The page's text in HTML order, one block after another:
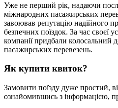
Уже не перший рік, надаючи
міжнародних пасажирських
завоював репутацію надійного
безпечних поїздок. За час своєї
компанії придбали колосальний
пасажирських перевезень.
Як купити квиток?
Замовити поїзду дуже простий,
ознайомившись з інформацією,